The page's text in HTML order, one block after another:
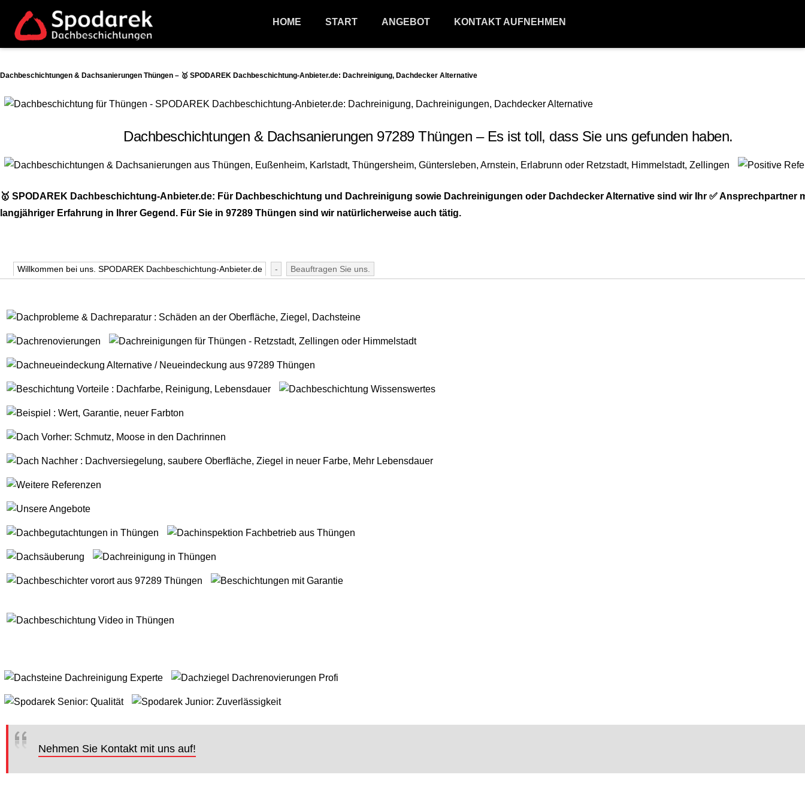
HOME START ANGEBOT KONTAKT AUFNEHMEN
Dachbeschichtungen & Dachsanierungen Thüngen – 🥇 SPODAREK Dachbeschichtung-Anbieter.de: Dachreinigung, Dachdecker Alternative
Dachbeschichtungen & Dachsanierungen 97289 Thüngen – Es ist toll, dass Sie uns gefunden haben.
🥇 SPODAREK Dachbeschichtung-Anbieter.de: Für Dachbeschichtung und Dachreinigung sowie Dachreinigungen oder Dachdecker Alternative sind wir Ihr ✅ Ansprechpartner
langjähriger Erfahrung in Ihrer Gegend. Für Sie in 97289 Thüngen sind wir natürlicherweise auch tätig.
Willkommen bei uns. SPODAREK Dachbeschichtung-Anbieter.de - Beauftragen Sie uns.
Nehmen Sie Kontakt mit uns auf!